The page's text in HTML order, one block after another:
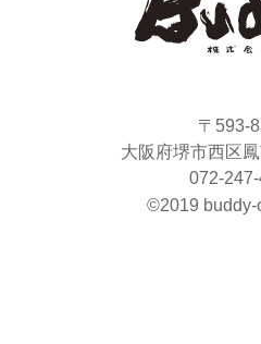
〒593-
大阪府堺市西区
072-
©2019 buddy-